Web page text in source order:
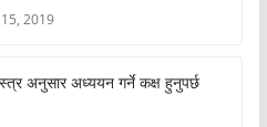
2019
अनुसार अध्ययन गर्ने कक्ष हुनुपर्छ